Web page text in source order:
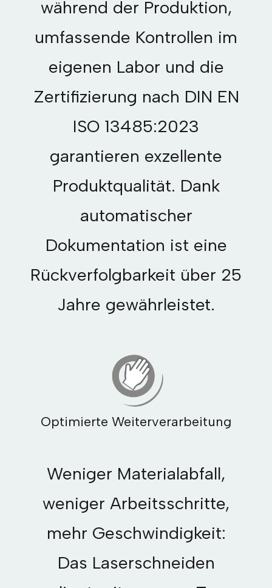
während der Produktion,
umfassende Kontrollen im
eigenen Labor und die
Zertifizierung nach DIN EN
ISO 13485:2023
garantieren exzellente
Produktqualität. Dank
automatischer
Dokumentation ist eine
Rückverfolgbarkeit über 25
Jahre gewährleistet.
Optimierte Weiterverarbeitung
Weniger Materialabfall,
weniger Arbeitsschritte,
mehr Geschwindigkeit:
Das Laserschneiden